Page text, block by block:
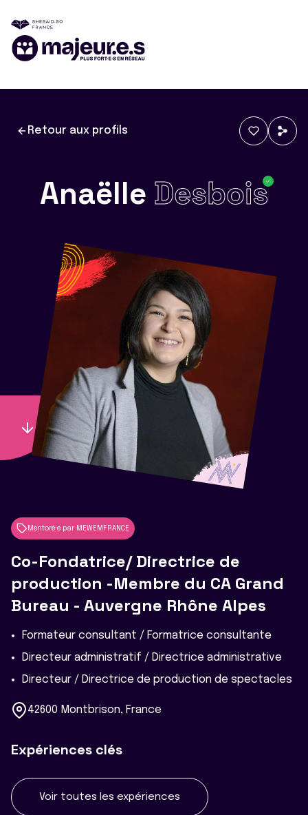
Retour aux profils
Anaëlle Desbois
Mentoré·e par MEWEMFRANCE
Co-Fondatrice/ Directrice de
production -Membre du CA Grand
Bureau - Auvergne Rhône Alpes
Formateur consultant / Formatrice consultante
Directeur administratif / Directrice administrative
Directeur / Directrice de production de spectacles
42600 Montbrison, France
Expériences clés
Voir toutes les expériences